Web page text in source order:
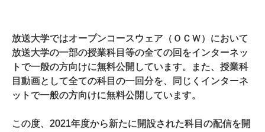
放送大学ではオープンコースウェア（ＯＣＷ）において
放送大学の一部の授業科目等の全ての回をインターネッ
トで一般の方向けに無料公開しています。また、授業科
目動画として全ての科目の一回分を、同じくインターネ
ットで一般の方向けに無料公開しています。
この度、2021年度から新たに開設された科目の配信を開